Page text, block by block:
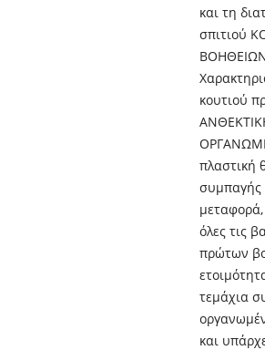
και τη
σπιτιού
κουτιού
πλαστική
συμπαγής
όλες τις
πρώτων
τεμάχια
και